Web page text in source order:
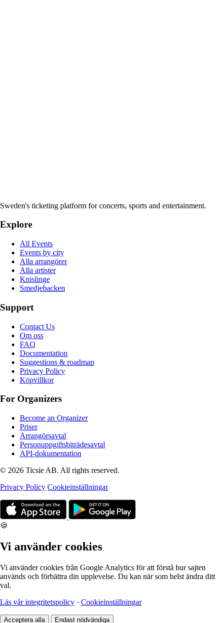
Sweden's ticketing platform for concerts, sports and entertainment.
Explore
All Events
Events by city
Alla arrangörer
Alla artister
Knislinge
Smedjebacken
Support
Contact Us
Om oss
FAQ
Documentation
Suggestions & roadmap
Privacy Policy
Köpvillkor
For Organizers
Become an Organizer
Priser
Arrangörsavtal
Personuppgiftsbiträdesavtal
API-dokumentation
© 2026 Ticsie AB. All rights reserved.
Privacy Policy Cookieinställningar
🍪
Vi använder cookies
Vi använder cookies från Google Analytics för att förstå hur sajten
används och förbättra din upplevelse. Du kan när som helst ändra ditt
val.
Läs vår integritetspolicy · Cookieinställningar
Acceptera alla Endast nödvändiga